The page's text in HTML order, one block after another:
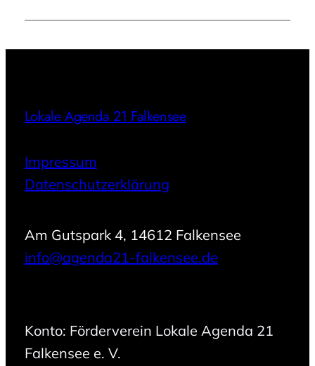
Lokale Agenda 21 Falkensee
Impressum
Datenschutzerklärung
Am Gutspark 4, 14612 Falkensee
info@agenda21-falkensee.de
Konto: Förderverein Lokale Agenda 21
Falkensee e. V.